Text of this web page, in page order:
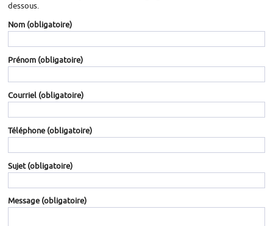
dessous.
Nom (obligatoire)
Prénom (obligatoire)
Courriel (obligatoire)
Téléphone (obligatoire)
Sujet(obligatoire)
Message (obligatoire)